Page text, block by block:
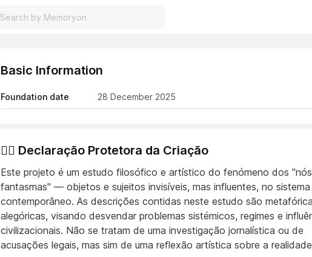
Basic Information
Foundation date 28 December 2025
👨‍⚖️ Declaração Protetora da Criação
Este projeto é um estudo filosófico e artístico do fenómeno dos "nós
fantasmas" — objetos e sujeitos invisíveis, mas influentes, no sistema
contemporâneo. As descrições contidas neste estudo são
alegóricas, visando desvendar problemas sistémicos, regimes e
civilizacionais. Não se tratam de uma investigação jornalística ou de
acusações legais, mas sim de uma reflexão artística sobre a